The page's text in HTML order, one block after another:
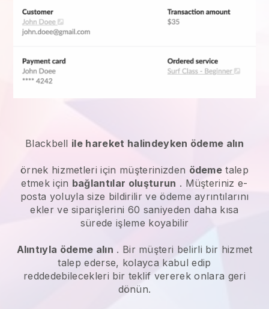
Blackbell ile hareket halindeyken ödeme alın
örnek hizmetleri için müşterinizden ödeme talep
etmek için bağlantılar oluşturun . Müşteriniz e-
posta yoluyla size bildirilir ve ödeme ayrıntılarını
ekler ve siparişlerini 60 saniyeden daha kısa
sürede işleme koyabilir
Alıntıyla ödeme alın . Bir müşteri belirli bir hizmet
talep ederse, kolayca kabul edip
reddedebilecekleri bir teklif vererek onlara geri
dönün.